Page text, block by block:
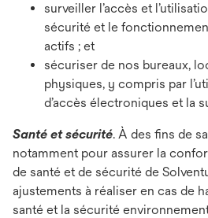
surveiller l’accès et
sécurité et le
actifs ; et
sécuriser de nos bureaux,
physiques, y compris par
d’accès électroniques et la
Santé et sécurité. À des fins de
notamment pour assurer la
de santé et de sécurité de
ajustements à réaliser en cas de
santé et la sécurité